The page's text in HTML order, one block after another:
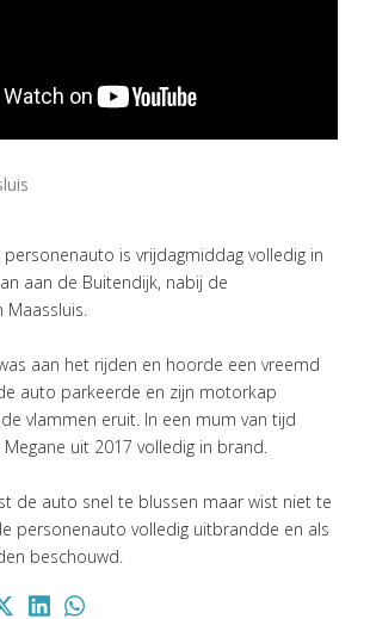
personenauto is vrijdagmiddag volledig in
aan de Buitendijk, nabij de
Maassluis.
aan het rijden en hoorde een vreemd
auto parkeerde en zijn motorkap
vlammen eruit. In een mum van tijd
uit 2017 volledig in brand.
de auto snel te blussen maar wist niet te
personenauto volledig uitbrandde en als
beschouwd.